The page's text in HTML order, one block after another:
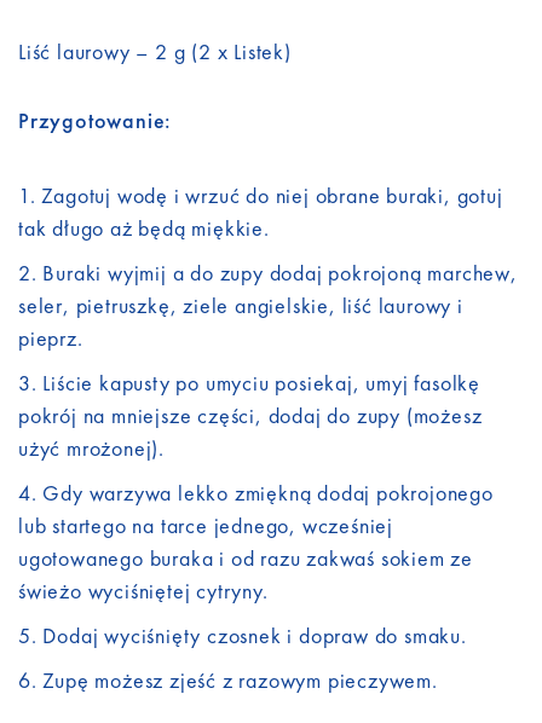
Liść laurowy – 2 g (2 x Listek)
Przygotowanie:
Zagotuj wodę i wrzuć do niej obrane buraki, gotuj
tak długo aż będą miękkie.
Buraki wyjmij a do zupy dodaj pokrojoną marchew,
seler, pietruszkę, ziele angielskie, liść laurowy i
pieprz.
Liście kapusty po umyciu posiekaj, umyj fasolkę
pokrój na mniejsze części, dodaj do zupy (możesz
użyć mrożonej).
Gdy warzywa lekko zmiękną dodaj pokrojonego
lub startego na tarce jednego, wcześniej
ugotowanego buraka i od razu zakwaś sokiem ze
świeżo wyciśniętej cytryny.
Dodaj wyciśnięty czosnek i dopraw do smaku.
Zupę możesz zjeść z razowym pieczywem.